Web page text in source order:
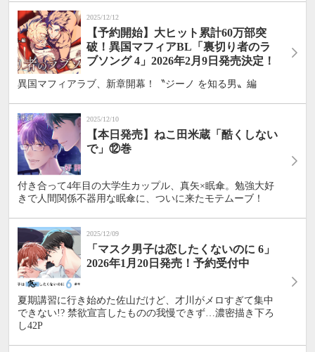
2025/12/12
【予約開始】大ヒット累計60万部突
破！異国マフィアBL「裏切り者のラ
ブソング 4」2026年2月9日発売決定！
異国マフィアラブ、新章開幕！〝ジーノ を知る男〟編
2025/12/10
【本日発売】ねこ田米蔵「酷くしない
で」⑫巻
付き合って4年目の大学生カップル、真矢×眠傘。勉強大好
きで人間関係不器用な眠傘に、ついに来たモテムーブ！
2025/12/09
「マスク男子は恋したくないのに 6」
2026年1月20日発売！予約受付中
夏期講習に行き始めた佐山だけど、才川がメロすぎて集中
できない!? 禁欲宣言したものの我慢できず…濃密描き下ろ
し42P